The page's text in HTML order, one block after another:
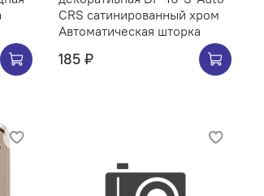
CRS сатинированный хром
Автоматическая шторка
185 ₽